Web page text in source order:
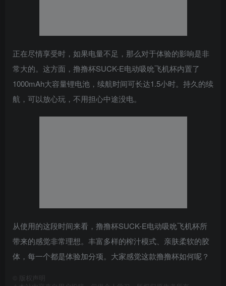
正在尽情享受时，如果电量不足，那么对于体验的影响是非
常大的。这方面，撸撸杯SUCK-E电动吸吮飞机杯内置了
1000mAh大容量锂电池，续航时间可长达1.5小时。持久的续
航，可以放心玩，不用担心中途没电。
从使用的这段时间来看，撸撸杯SUCK-E电动吸吮飞机杯所
带来的感觉非常理想。丰富多样的榨汁模式、亲肤柔软的胶
体，每一个都是体验加分项。大家感觉这款撸撸杯如何呢？
版权声明